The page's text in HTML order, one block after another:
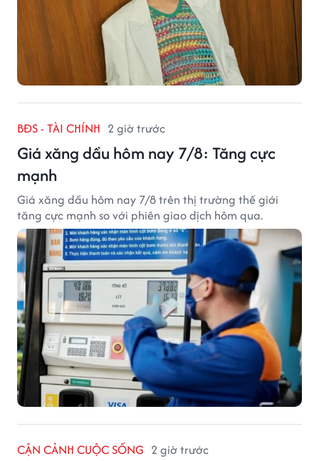
BĐS - TÀI CHÍNH 2 giờ trước
Giá xăng dầu hôm nay 7/8: Tăng cực
mạnh
Giá xăng dầu hôm nay 7/8 trên thị trường thế giới
tăng cực mạnh so với phiên giao dịch hôm qua.
CẬN CẢNH CUỘC SỐNG 2 giờ trước